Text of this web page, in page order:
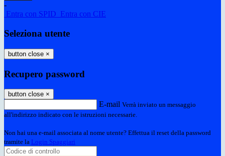
-
Entra con SPID Entra con CIE
Seleziona utente
button close ×
Recupero password
button close ×
E-mail Verrà inviato un messaggio
all'indirizzo indicato con le istruzioni necessarie.
Non hai una e-mail associata al nome utente? Effettua il reset della password
tramite la Login Spaggiari